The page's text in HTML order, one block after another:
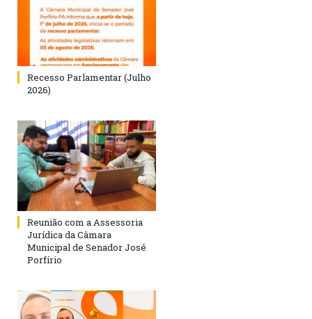
Recesso Parlamentar (Julho
2026)
Reunião com a Assessoria
Jurídica da Câmara
Municipal de Senador José
Porfírio